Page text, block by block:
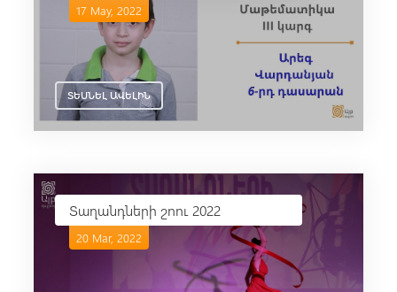
17 May, 2022
ՏԵՍՆԵԼ ԱՎԵԼԻՆ
Տաղանդների շոու 2022
20 Mar, 2022